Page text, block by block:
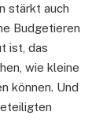
stärkt auch
Budgetieren
ist, das
wie kleine
können. Und